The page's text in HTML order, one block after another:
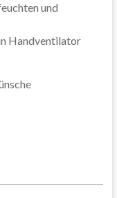
und
Handventilator